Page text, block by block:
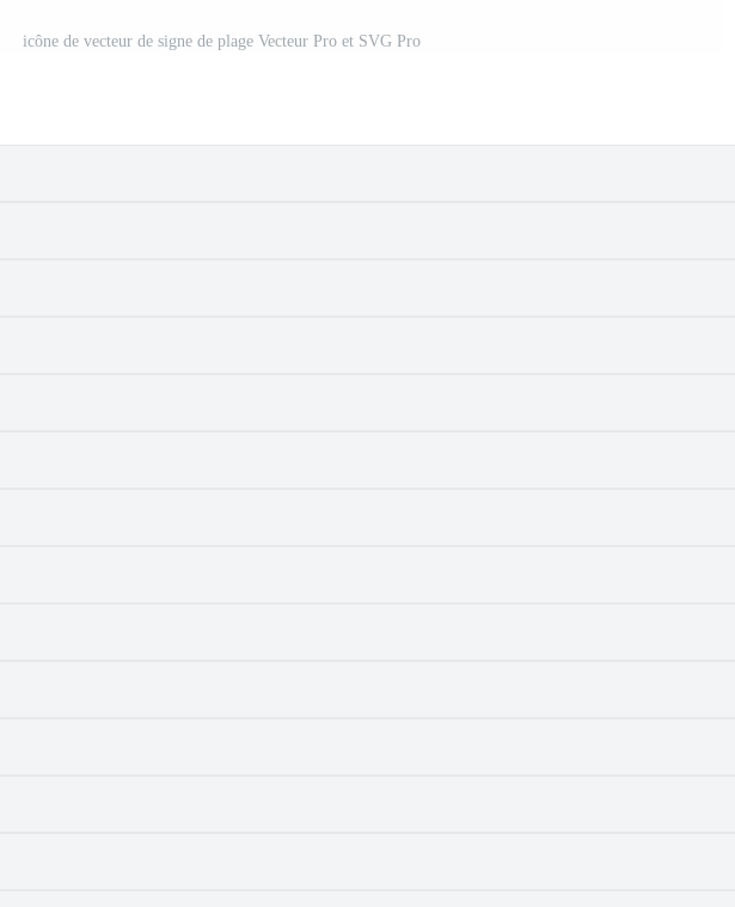
icône de vecteur de signe de plage Vecteur Pro et SVG Pro